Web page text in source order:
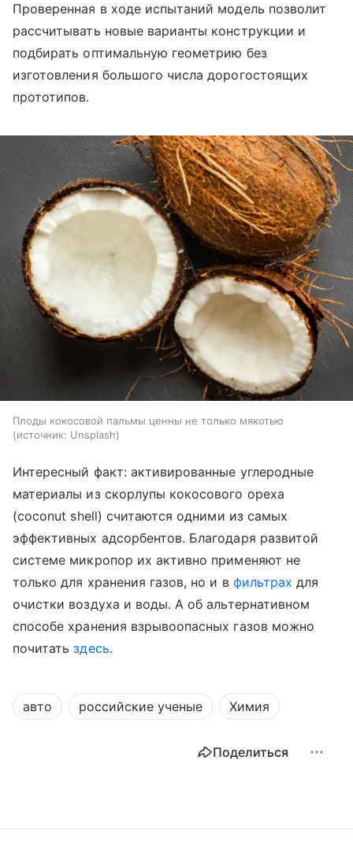
Проверенная в ходе испытаний модель позволит
рассчитывать новые варианты конструкции и
подбирать оптимальную геометрию без
изготовления большого числа дорогостоящих
прототипов.
Плоды кокосовой пальмы ценны не только мякотью
источник: Unsplash
Интересный факт: активированные углеродные
материалы из скорлупы кокосового ореха
(coconut shell) считаются одними из самых
эффективных адсорбентов. Благодаря развитой
системе микропор их активно применяют не
только для хранения газов, но и в фильтрах для
очистки воздуха и воды. А об альтернативном
способе хранения взрывоопасных газов можно
почитатьздесь.
авто российские ученые Химия
Поделиться